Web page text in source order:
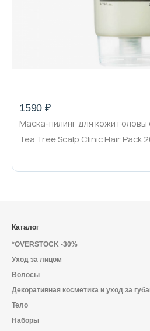
1590 ₽
Маска-пилинг для кожи
Tea Tree Scalp Clinic Hair Pack
Каталог
*OVERSTOCK -30%
Уход за лицом
Волосы
Декоративная косметика и уход за
Тело
Наборы